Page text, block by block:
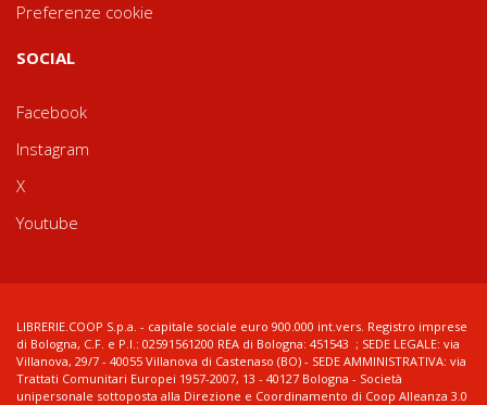
Preferenze cookie
SOCIAL
Facebook
Instagram
X
Youtube
LIBRERIE.COOP S.p.a. - capitale sociale euro 900.000 int.vers. Registro imprese
di Bologna, C.F. e P.I.: 02591561200 REA di Bologna: 451543 ; SEDE LEGALE: via
Villanova, 29/7 - 40055 Villanova di Castenaso (BO) - SEDE AMMINISTRATIVA: via
Trattati Comunitari Europei 1957-2007, 13 - 40127 Bologna - Società
unipersonale sottoposta alla Direzione e Coordinamento di Coop Alleanza 3.0